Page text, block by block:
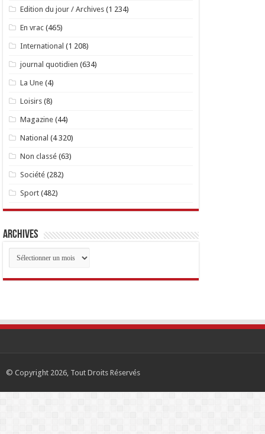
Edition du jour / Archives (1 234)
En vrac (465)
International (1 208)
journal quotidien (634)
La Une (4)
Loisirs (8)
Magazine (44)
National (4 320)
Non classé (63)
Société (282)
Sport (482)
Archives
Archives
© Copyright 2026, Tout Droits Réservés